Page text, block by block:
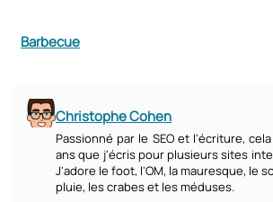
Barbecue
Christophe Cohen
Passionné par le SEO et l'écriture,
ans que j'écris pour plusieurs sites
J'adore le foot, l'OM, la mauresque, le
pluie, les crabes et les méduses.